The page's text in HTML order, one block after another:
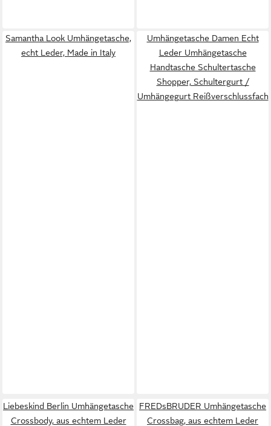
Samantha Look Umhängetasche,
echt Leder, Made in Italy
Umhängetasche Damen Echt
Leder Umhängetasche
Handtasche Schultertasche
Shopper, Schultergurt /
Umhängegurt Reißverschlussfach
Liebeskind Berlin Umhängetasche
Crossbody, aus echtem Leder
FREDsBRUDER Umhängetasche
Crossbag, aus echtem Leder